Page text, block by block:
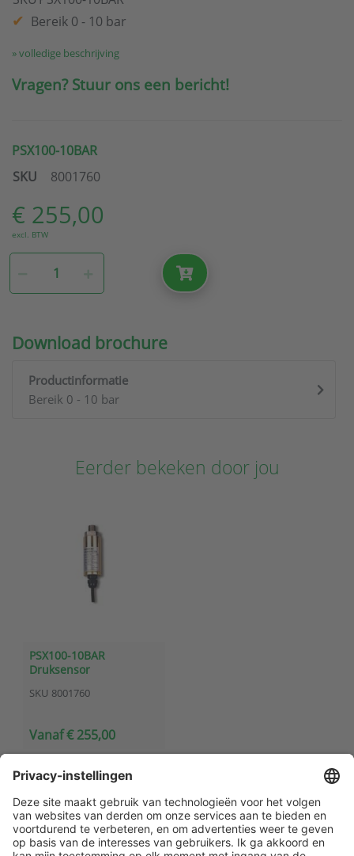
Bereik 0 - 10 bar
» volledige beschrijving
Vragen? Stuur ons een bericht!
PSX100-10BAR
SKU
8001760
€ 255,00
excl. BTW
Download brochure
Productinformatie
Bereik 0 - 10 bar
Eerder bekeken door jou
PSX100-10BAR
Druksensor
SKU 8001760
Vanaf € 255,00
Klantenservice